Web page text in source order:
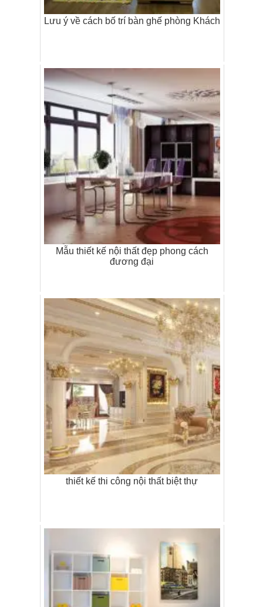
Lưu ý về cách bố trí bàn ghế phòng Khách
Mẫu thiết kế nội thất đẹp phong cách
đương đại
thiết kế thi công nội thất biệt thự